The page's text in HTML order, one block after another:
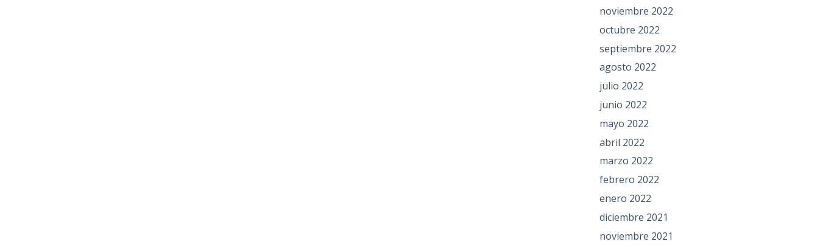
noviembre 2022
octubre 2022
septiembre 2022
agosto 2022
julio 2022
junio 2022
mayo 2022
abril 2022
marzo 2022
febrero 2022
enero 2022
diciembre 2021
noviembre 2021